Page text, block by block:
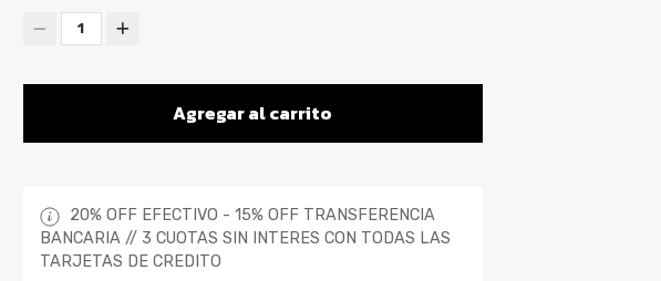
1
Agregar al carrito
20% OFF EFECTIVO - 15% OFF TRANSFERENCIA
BANCARIA // 3 CUOTAS SIN INTERES CON TODAS LAS
TARJETAS DE CREDITO